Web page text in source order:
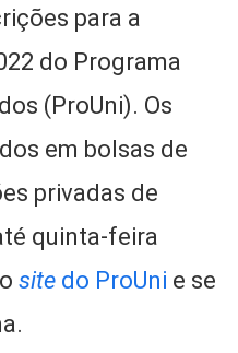
para a
do Programa
(ProUni). Os
em bolsas de
privadas de
quinta-feira
site do ProUni e se